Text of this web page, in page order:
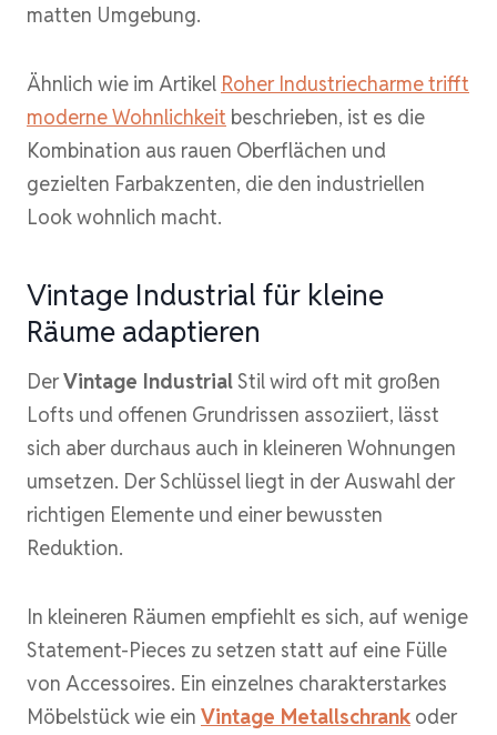
matten Umgebung.
Ähnlich wie im Artikel Roher Industriecharme trifft
moderne Wohnlichkeit beschrieben, ist es die
Kombination aus rauen Oberflächen und
gezielten Farbakzenten, die den industriellen
Look wohnlich macht.
Vintage Industrial für kleine
Räume adaptieren
DerVintage Industrial Stil wird oft mit großen
Lofts und offenen Grundrissen assoziiert, lässt
sich aber durchaus auch in kleineren Wohnungen
umsetzen. Der Schlüssel liegt in der Auswahl der
richtigen Elemente und einer bewussten
Reduktion.
In kleineren Räumen empfiehlt es sich, auf wenige
Statement-Pieces zu setzen statt auf eine Fülle
von Accessoires. Ein einzelnes charakterstarkes
Möbelstück wie ein Vintage Metallschrank oder